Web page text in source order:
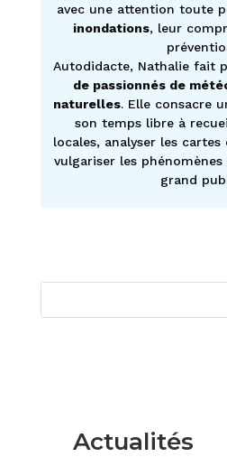
avec une attention toute
inondations, leur
Autodidacte, Nathalie fait
de passionnés de
naturelles. Elle consacre
son temps libre à
locales, analyser les
vulgariser les
grand
Actualités